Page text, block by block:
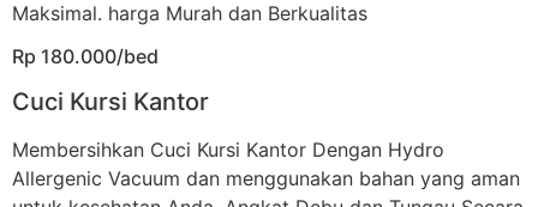
Maksimal. harga Murah dan Berkualitas
Rp 180.000/bed
Cuci Kursi Kantor
Membersihkan Cuci Kursi Kantor Dengan Hydro
Allergenic Vacuum dan menggunakan bahan yang aman